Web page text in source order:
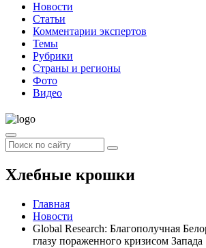
Новости
Статьи
Комментарии экспертов
Темы
Рубрики
Страны и регионы
Фото
Видео
Хлебные крошки
Главная
Новости
Global Research: Благополучная
глазу пораженного кризисом Запада